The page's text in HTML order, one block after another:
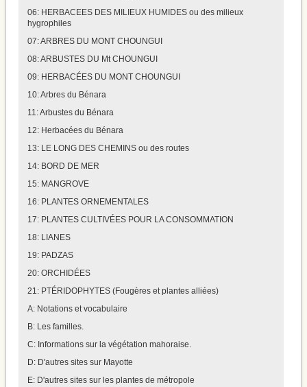
06: HERBACEES DES MILIEUX HUMIDES ou des milieux
hygrophiles
07: ARBRES DU MONT CHOUNGUI
08: ARBUSTES DU Mt CHOUNGUI
09: HERBACÉES DU MONT CHOUNGUI
10: Arbres du Bénara
11: Arbustes du Bénara
12: Herbacées du Bénara
13: LE LONG DES CHEMINS ou des routes
14: BORD DE MER
15: MANGROVE
16: PLANTES ORNEMENTALES
17: PLANTES CULTIVÉES POUR LA CONSOMMATION
18: LIANES
19: PADZAS
20: ORCHIDÉES
21: PTÉRIDOPHYTES (Fougères et plantes alliées)
A: Notations et vocabulaire
B: Les familles.
C: Informations sur la végétation mahoraise.
D: D'autres sites sur Mayotte
E: D'autres sites sur les plantes de métropole